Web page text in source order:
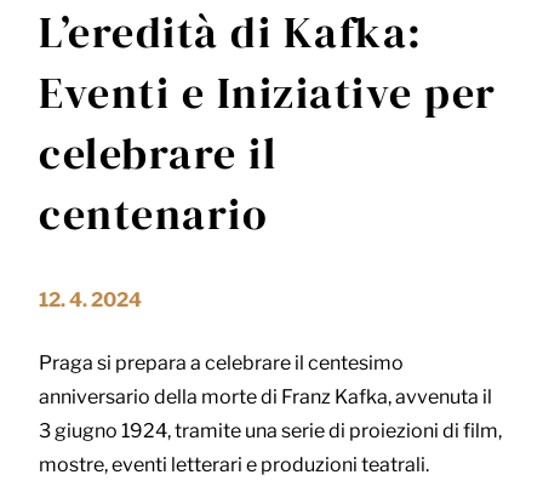
L’eredità di Kafka:
Eventi e Iniziative per
celebrare il
centenario
12. 4. 2024
Praga si prepara a celebrare il centesimo
anniversario della morte di Franz Kafka, avvenuta il
3 giugno 1924, tramite una serie di proiezioni di film,
mostre, eventi letterari e produzioni teatrali.